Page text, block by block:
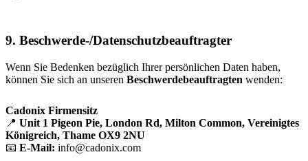
9. Beschwerde-/Datenschutzbeauftragter
Wenn Sie Bedenken bezüglich Ihrer persönlichen Daten haben,
können Sie sich an unseren Beschwerdebeauftragten wenden:
Cadonix Firmensitz
📍 Unit 1 Pigeon Pie, London Rd, Milton Common, Vereinigtes
Königreich, Thame OX9 2NU
📧 E-Mail: info@cadonix.com